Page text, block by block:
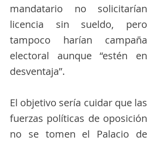
mandatario no solicitarían
licencia sin sueldo, pero
tampoco harían campaña
electoral aunque “estén en
desventaja”.
El objetivo sería cuidar que las
fuerzas políticas de oposición
no se tomen el Palacio de